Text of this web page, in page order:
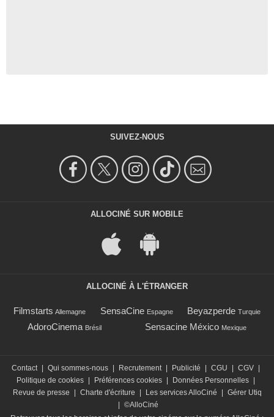
SUIVEZ-NOUS
ALLOCINÉ SUR MOBILE
ALLOCINÉ À L'ÉTRANGER
Filmstarts Allemagne SensaCine Espagne Beyazperde Turquie
AdoroCinema Brésil Sensacine México Mexique
Contact | Qui sommes-nous | Recrutement | Publicité | CGU | CGV |
Politique de cookies | Préférences cookies | Données Personnelles |
Revue de presse
| Charte d'écriture | Les services AlloCiné | Gérer Utiq
| ©AlloCiné